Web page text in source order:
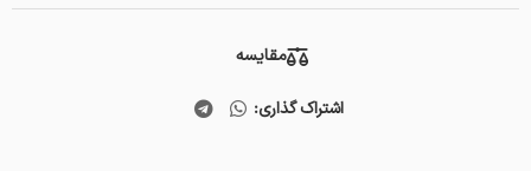
مقایسه
اشتراک گذاری: